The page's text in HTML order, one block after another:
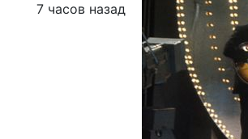
7 часов назад